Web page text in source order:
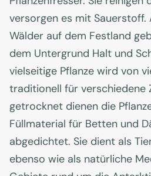
versorgen es mit Sauerstoff.
Wälder auf dem Festland
dem Untergrund Halt und
vielseitige Pflanze wird von
traditionell für verschiedene
getrocknet dienen die
Füllmaterial für Betten und
abgedichtet. Sie dient als
ebenso wie als natürliche